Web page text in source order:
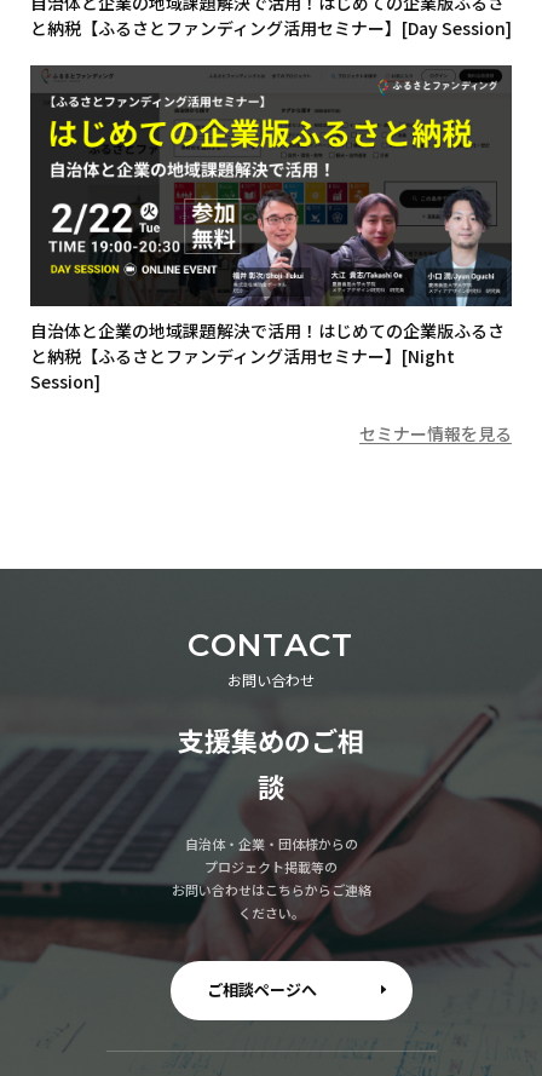
と納税【ふるさとファンディング活用セミナー】[Day Session]
自治体と企業の地域課題解決で活用！はじめての企業版ふるさ
と納税【ふるさとファンディング活用セミナー】[Night
Session]
セミナー情報を見る
CONTACT
お問い合わせ
支援集めのご相
談
自治体・企業・団体様からの
プロジェクト掲載等の
お問い合わせはこちらからご連絡
ください。
ご相談ページへ